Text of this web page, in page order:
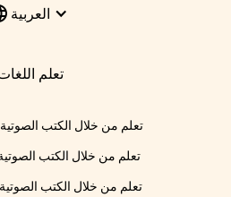
العربية
تعلم
تعلم من خلال الكتب الصوتية
تعلم من خلال الكتب الصوتية
تعلم من خلال الكتب الصوتية